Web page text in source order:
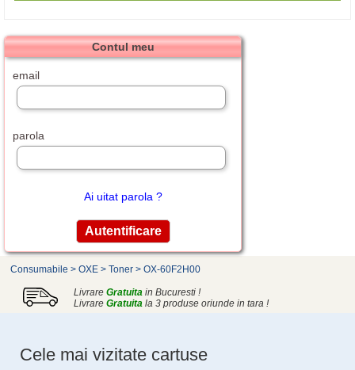
Contul meu
email
parola
Ai uitat parola ?
Consumabile > OXE > Toner > OX-60F2H00
Livrare Gratuita in Bucuresti !
Livrare Gratuita la 3 produse oriunde in tara !
Cele mai vizitate cartuse